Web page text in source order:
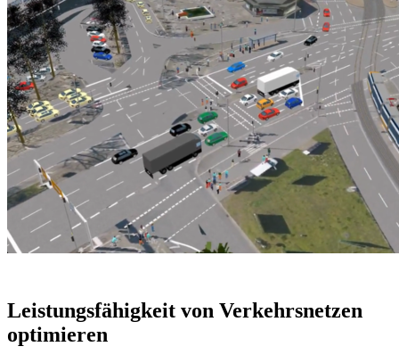
Leistungsfähigkeit von Verkehrsnetzen
optimieren